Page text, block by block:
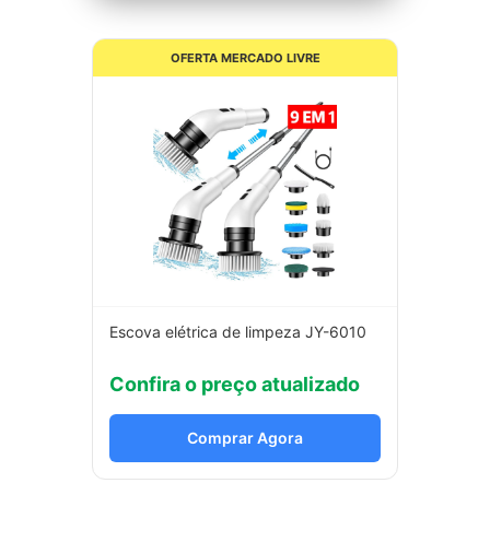
OFERTA MERCADO LIVRE
Escova elétrica de limpeza JY-6010
Confira o preço atualizado
Comprar Agora